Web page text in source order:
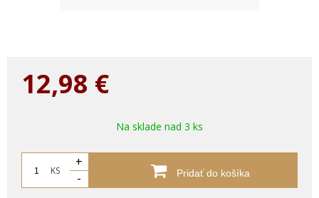
12,98 €
Na sklade nad 3 ks
KS
+
-
Pridať do košíka